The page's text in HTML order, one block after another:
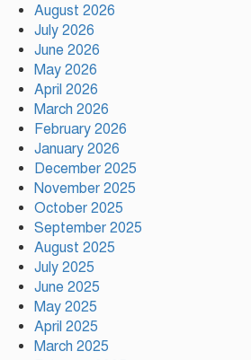
রাজবাড়ীতে স্টার্লিং
August 2026
July 2026
June 2026
May 2026
April 2026
March 2026
February 2026
January 2026
December 2025
November 2025
October 2025
September 2025
August 2025
July 2025
June 2025
May 2025
April 2025
March 2025